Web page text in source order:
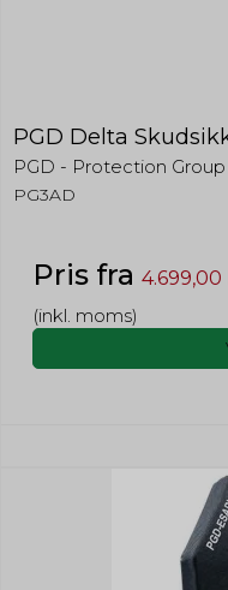
PGD Delta
PGD - Protection
PG3AD
Pris fra 4.699,00
(inkl. moms)